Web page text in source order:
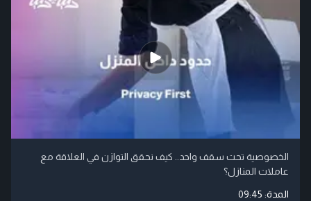
الخصوصية تحت سقف واحد.. كيف نحقق التوازن في العلاقة مع
عاملات المنازل؟
المدة: 09:45